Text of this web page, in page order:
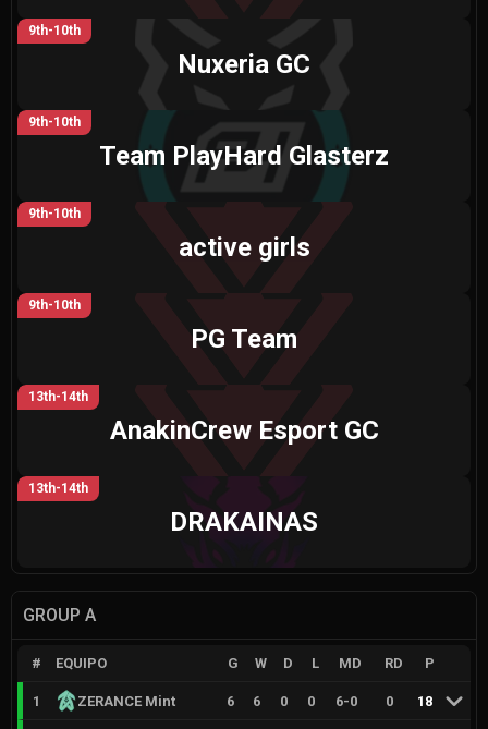
9th-10th
Nuxeria GC
9th-10th
Team PlayHard Glasterz
9th-10th
active girls
9th-10th
PG Team
13th-14th
AnakinCrew Esport GC
13th-14th
DRAKAINAS
GROUP A
# EQUIPO G W D L MD RD P
1 ZERANCE Mint 6 6 0 0 6-0 0 18